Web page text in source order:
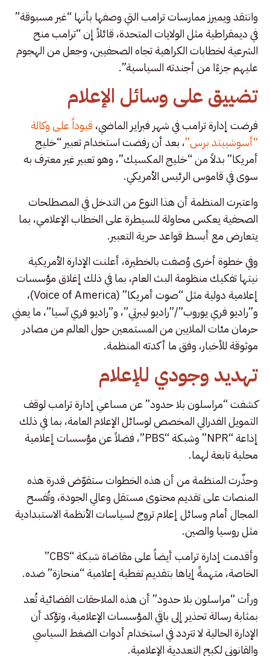
وانتقد ويميرز ممارسات ترامب التي وصفها بأنها “غير مسبوقة”
في ديمقراطية مثل الولايات المتحدة، قائلاً إن “ترامب منح
الشرعية لخطابات الكراهية تجاه الصحفيين، وجعل من الهجوم
عليهم جزءًا من أجندته السياسية”.
تضييق على وسائل الإعلام
فرضت إدارة ترامب في شهر فبراير الماضي، قيوداً على وكالة
“أسوشييتد برس”، بعد أن رفضت استخدام تعبير “خليج
أمريكا” بدلاً من “خليج المكسيك”، وهو تعبير غير معترف به
سوى في قاموس الرئيس الأمريكي.
واعتبرت المنظمة أن هذا النوع من التدخل في المصطلحات
الصحفية يعكس محاولة للسيطرة على الخطاب الإعلامي، بما
يتعارض مع أبسط قواعد حرية التعبير.
وفي خطوة أخرى وُصفت بالخطيرة، أعلنت الإدارة الأمريكية
نيتها تفكيك منظومة البث العام، بما في ذلك إغلاق مؤسسات
إعلامية دولية مثل “صوت أمريكا” (Voice of America)،
و”راديو فري يوروب”/”راديو ليبرتي”، و”راديو فري آسيا”، ما يعني
حرمان مئات الملايين من المستمعين حول العالم من مصادر
موثوقة للأخبار، وفق ما أكدته المنظمة.
تهديد وجودي للإعلام
كشفت “مراسلون بلا حدود” عن مساعي إدارة ترامب لوقف
التمويل الفدرالي المخصص لوسائل الإعلام العامة، بما في ذلك
إذاعة “NPR” وشبكة “PBS”، فضلاً عن مؤسسات إعلامية
محلية تابعة لهما.
وحذّرت المنظمة من أن هذه الخطوات ستقوّض قدرة هذه
المنصات على تقديم محتوى مستقل وعالي الجودة، وتُفسح
المجال أمام وسائل إعلام تروج لسياسات الأنظمة الاستبدادية
مثل روسيا والصين.
وأقدمت إدارة ترامب أيضاً على مقاضاة شبكة “CBS”
الخاصة، متهمةً إياها بتقديم تغطية إعلامية “منحازة” ضده.
ورأت “مراسلون بلا حدود” أن هذه الملاحقات القضائية تُعد
بمثابة رسالة تحذير إلى باقي المؤسسات الإعلامية، وتؤكد أن
الإدارة الحالية لا تتردد في استخدام أدوات الضغط السياسي
والقانوني لكبح التعددية الإعلامية.